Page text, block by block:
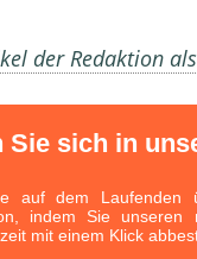
der Redaktion
Sie sich in
auf dem Laufenden
indem Sie unseren
mit einem Klick